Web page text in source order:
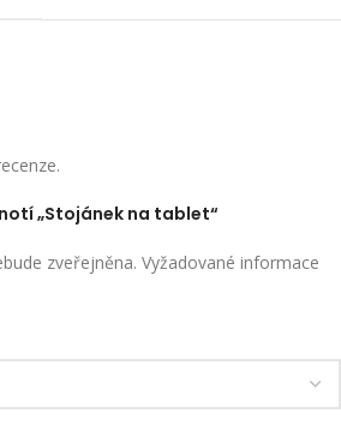
„Stojánek na tablet“
zveřejněna. Vyžadované informace